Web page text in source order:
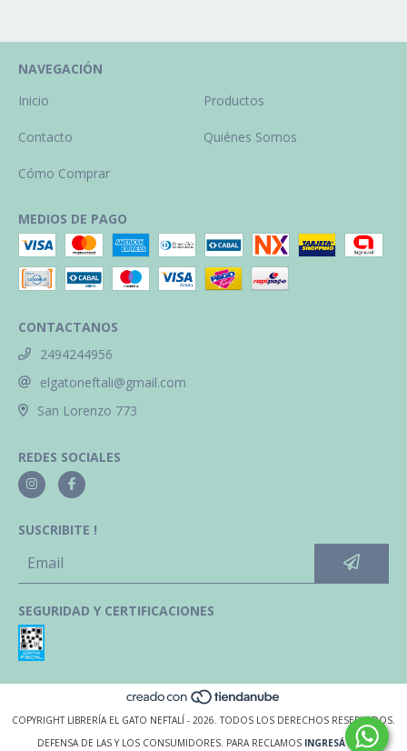
NAVEGACIÓN
Inicio
Productos
Contacto Quiénes Somos
Cómo Comprar
MEDIOS DE PAGO
CONTACTANOS
2494244956
elgatoneftali@gmail.com
San Lorenzo 773
REDES SOCIALES
SUSCRIBITE !
SEGURIDAD Y CERTIFICACIONES
COPYRIGHT LIBRERÍA EL GATO NEFTALÍ - 2026. TODOS LOS DERECHOS RESERVADOS.
DEFENSA DE LAS Y LOS CONSUMIDORES. PARA RECLAMOS INGRESÁ ACÁ.